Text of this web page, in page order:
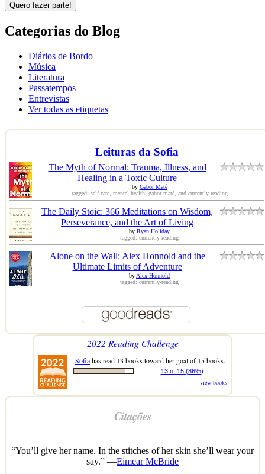
Quero fazer parte!
Categorias do Blog
Diários de Bordo
Música
Literatura
Passatempos
Entrevistas
Ver todas as etiquetas
Leituras da Sofia
The Myth of Normal: Trauma, Illness, and
Healing in a Toxic Culture
by Gabor Maté
tagged: self-care, mental-health, gabor-maté, and currently-reading
The Daily Stoic: 366 Meditations on Wisdom,
Perseverance, and the Art of Living
by Ryan Holiday
tagged: currently-reading
Alone on the Wall: Alex Honnold and the
Ultimate Limits of Adventure
byAlex Honnold
tagged: currently-reading
2022 Reading Challenge
Sofiahas read 13 books toward her goal of 15 books.
13 of 15 (86%)
view books
Citações
“You’ll give her name. In the stitches of her skin she’ll wear your
say.” —Eimear McBride